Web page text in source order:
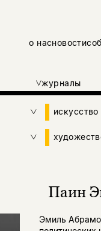
о насновости
журналы
искусство
Паин
Эмиль